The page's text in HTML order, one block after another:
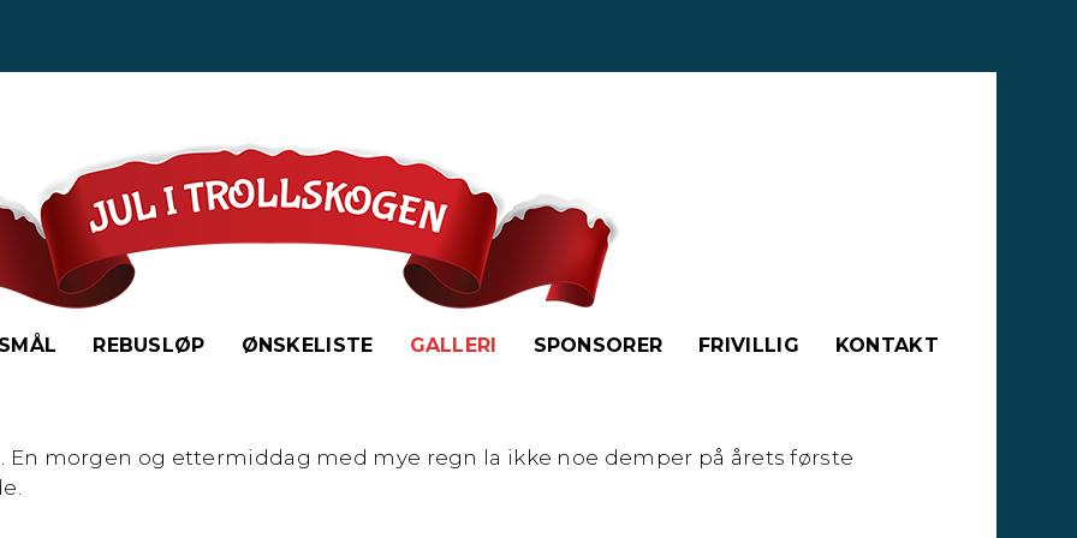
REBUSLØP ØNSKELISTE GALLERI SPONSORER FRIVILLIG KONTAKT
En morgen og ettermiddag med mye regn la ikke noe demper på årets første